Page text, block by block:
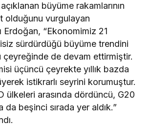
büyüme rakamlarının
olduğunu vurgulayan
Erdoğan, “Ekonomimiz 21
sürdürdüğü büyüme trendini
çeyreğinde de devam ettirmiştir.
üçüncü çeyrekte yıllık bazda
istikrarlı seyrini korumuştur.
ülkeleri arasında dördüncü, G20
da beşinci sırada yer aldık.”